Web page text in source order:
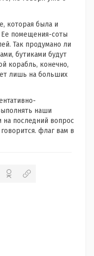
которая была и
помещения-соты
Так продумано ли
бутиками будут
корабль, конечно,
лишь на больших
наши
последний вопрос
флаг вам в